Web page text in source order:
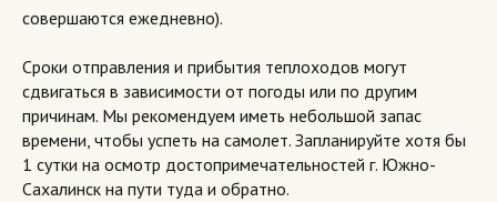
совершаются ежедневно).
Сроки отправления и прибытия теплоходов могут
сдвигаться в зависимости от погоды или по другим
причинам. Мы рекомендуем иметь небольшой запас
времени, чтобы успеть на самолет. Запланируйте хотя бы
1 сутки на осмотр достопримечательностей г. Южно-
Сахалинск на пути туда и обратно.